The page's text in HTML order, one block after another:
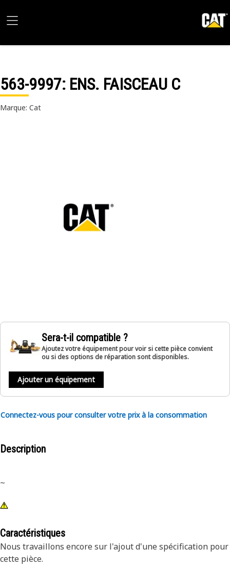
563-9997: ENS. FAISCEAU C
Marque: Cat
Sera-t-il compatible ?
Ajoutez votre équipement pour voir si cette pièce convient
ou si des options de réparation sont disponibles.
Ajouter un équipement
Connectez-vous pour consulter votre prix à la consommation
Description
~
Caractéristiques
Nous travaillons encore sur l'ajout d'une spécification pour
cette pièce.